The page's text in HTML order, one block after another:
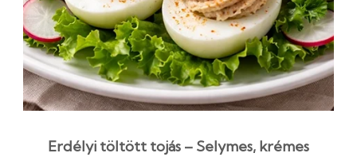
Erdélyi töltött tojás – Selymes, krémes